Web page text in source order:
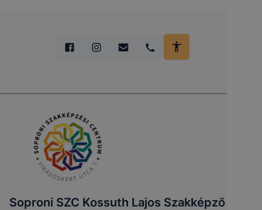
Soproni SZC Kossuth Lajos Szakképző